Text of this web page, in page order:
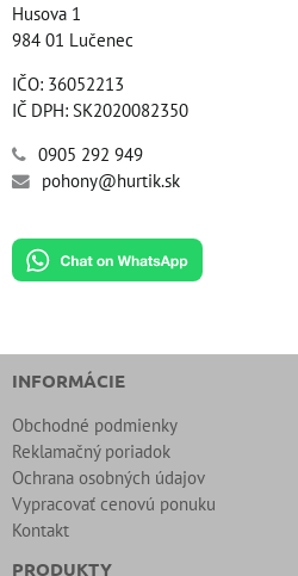
Husova 1
984 01 Lučenec
IČO: 36052213
IČ DPH: SK2020082350
0905 292 949
pohony@hurtik.sk
INFORMÁCIE
Obchodné podmienky
Reklamačný poriadok
Ochrana osobných údajov
Vypracovať cenovú ponuku
Kontakt
PRODUKTY